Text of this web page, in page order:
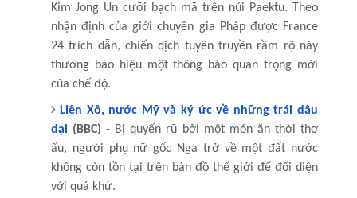
Kim Jong Un cưỡi bạch mã trên núi Paektu. Theo
nhận định của giới chuyên gia Pháp được France
24 trích dẫn, chiến dịch tuyên truyền rầm rộ này
thường báo hiệu một thông báo quan trọng mới
của chế độ.
Liên Xô, nước Mỹ và ký ức về những trái dâu
dại(BBC) - Bị quyến rũ bởi một món ăn thời thơ
ấu, người phụ nữ gốc Nga trở về một đất nước
không còn tồn tại trên bản đồ thế giới để đối diện
với quá khứ.